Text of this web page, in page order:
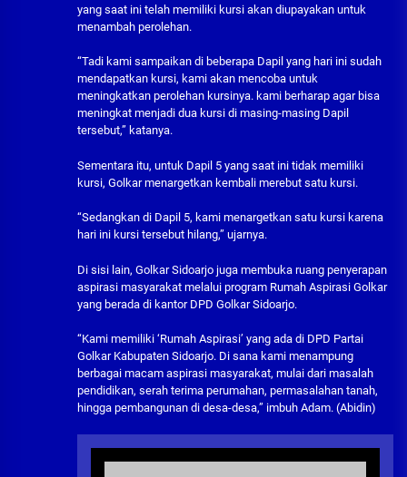
yang saat ini telah memiliki kursi akan diupayakan untuk
menambah perolehan.
“Tadi kami sampaikan di beberapa Dapil yang hari ini sudah
mendapatkan kursi, kami akan mencoba untuk
meningkatkan perolehan kursinya. kami berharap agar bisa
meningkat menjadi dua kursi di masing-masing Dapil
tersebut,” katanya.
Sementara itu, untuk Dapil 5 yang saat ini tidak memiliki
kursi, Golkar menargetkan kembali merebut satu kursi.
“Sedangkan di Dapil 5, kami menargetkan satu kursi karena
hari ini kursi tersebut hilang,” ujarnya.
Di sisi lain, Golkar Sidoarjo juga membuka ruang penyerapan
aspirasi masyarakat melalui program Rumah Aspirasi Golkar
yang berada di kantor DPD Golkar Sidoarjo.
“Kami memiliki ‘Rumah Aspirasi’ yang ada di DPD Partai
Golkar Kabupaten Sidoarjo. Di sana kami menampung
berbagai macam aspirasi masyarakat, mulai dari masalah
pendidikan, serah terima perumahan, permasalahan tanah,
hingga pembangunan di desa-desa,” imbuh Adam. (Abidin)